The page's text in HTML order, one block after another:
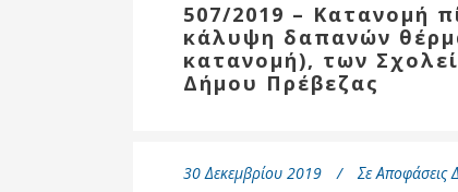
507/2019 – Κατανομή
κάλυψη δαπανών
κατανομή), των
Δήμου Πρέβεζας
30 Δεκεμβρίου 2019 Σε Αποφάσεις